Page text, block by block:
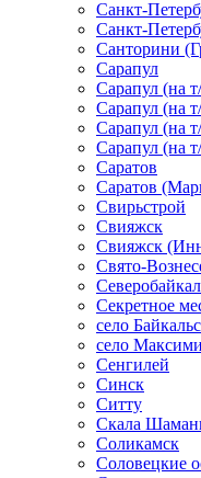
Санкт-
Санкт-
Санторини
Сарапул
Сарапул (на
Сарапул (на
Сарапул (на
Сарапул (на
Саратов
Саратов
Свирьстрой
Свияжск
Свияжск
Свято-
Секретное
село
село
Сенгилей
Синск
Ситту
Скала
Соликамск
Соловецкие